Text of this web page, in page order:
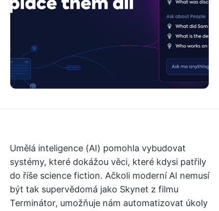
Umělá inteligence (AI) pomohla vybudovat
systémy, které dokážou věci, které kdysi patřily
do říše science fiction. Ačkoli moderní AI nemusí
být tak supervědomá jako Skynet z filmu
Terminátor, umožňuje nám automatizovat úkoly